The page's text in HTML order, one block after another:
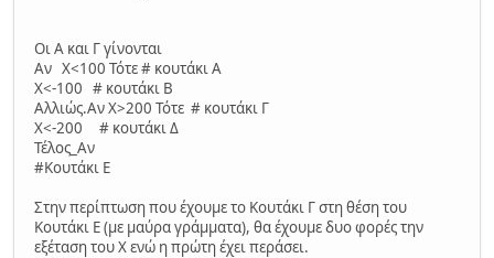
Οι Α και Γ γίνονται
Αν Χ<100 Τότε # κουτάκι Α
Χ<-100 # κουτάκι Β
Αλλιώς.Αν Χ>200 Τότε # κουτάκι Γ
Χ<-200 # κουτάκι Δ
Τέλος_Αν
#Κουτάκι Ε
Στην περίπτωση που έχουμε το Κουτάκι Γ στη θέση του
Κουτάκι Ε (με μαύρα γράμματα), θα έχουμε δυο φορές την
εξέταση του Χ ενώ η πρώτη έχει περάσει.